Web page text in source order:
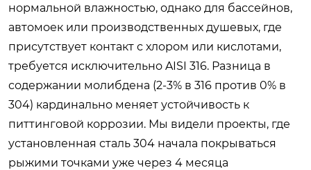
нормальной влажностью, однако для бассейнов,
автомоек или производственных душевых, где
присутствует контакт с хлором или кислотами,
требуется исключительно AISI 316. Разница в
содержании молибдена (2-3% в 316 против 0% в
304) кардинально меняет устойчивость к
питтинговой коррозии. Мы видели проекты, где
установленная сталь 304 начала покрываться
рыжими точками уже через 4 месяца